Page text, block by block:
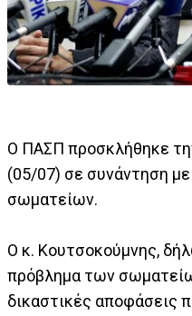
Ο ΠΑΣΠ προσκλήθηκε
(05/07) σε συνάντηση
σωματείων.
Ο κ. Κουτσοκούμνης,
πρόβλημα των
δικαστικές αποφάσεις